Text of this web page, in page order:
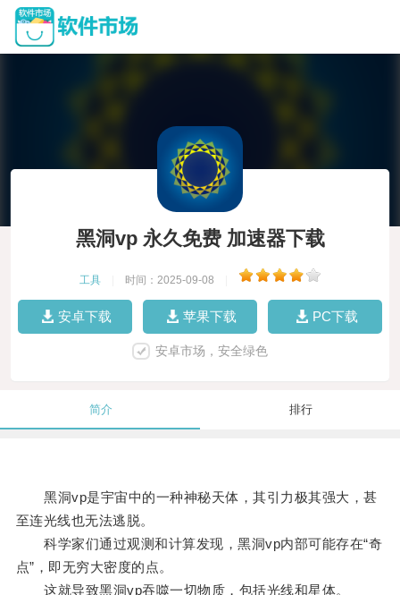
黑洞vp 永久免费 加速器下载
工具 时间：2025-09-08
安卓下载 苹果下载 PC下载
安卓市场，安全绿色
简介 排行
黑洞vp是宇宙中的一种神秘天体，其引力极其强大，甚
至连光线也无法逃脱。
科学家们通过观测和计算发现，黑洞vp内部可能存在“奇
点”，即无穷大密度的点。
这就导致黑洞vp吞噬一切物质，包括光线和星体。